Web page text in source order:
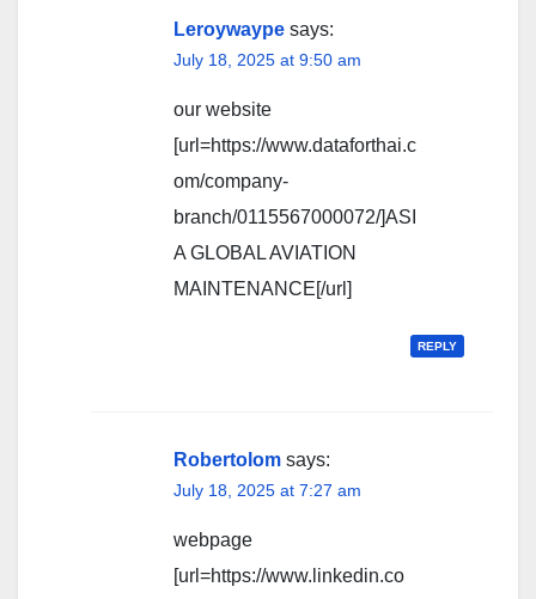
Leroywaype says:
July 18, 2025 at 9:50 am
our website
[url=https://www.dataforthai.c
om/company-
branch/0115567000072/]ASI
A GLOBAL AVIATION
MAINTENANCE[/url]
REPLY
Robertolom says:
July 18, 2025 at 7:27 am
webpage
[url=https://www.linkedin.co